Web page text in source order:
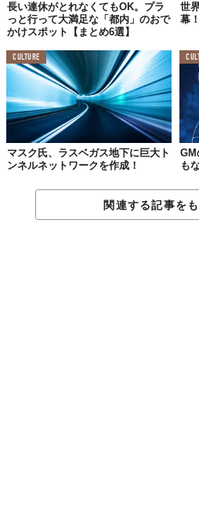
この世界は、もっ
長い連休がとれなくてもOK。プラ
っと行って大満足な「都内」のおで
かけスポット【まとめ6選】
世
幕！
CULTURE
マスク氏、ラスベガス地下に巨大ト
ンネルネットワークを作成！
GM
も
関連する記事を